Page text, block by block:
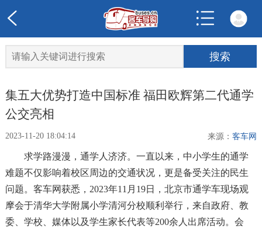
集五大优势打造中国标准 福田欧辉第二代通学
公交亮相
2023-11-20 18:04:14 来源：客车网
求学路漫漫，通学人济济。一直以来，中小学生的通学
难题不仅影响着校区周边的交通状况，更是备受关注的民生
问题。客车网获悉，2023年11月19日，北京市通学车现场观
摩会于清华大学附属小学清河分校顺利举行，来自政府、教
委、学校、媒体以及学生家长代表等200余人出席活动。会